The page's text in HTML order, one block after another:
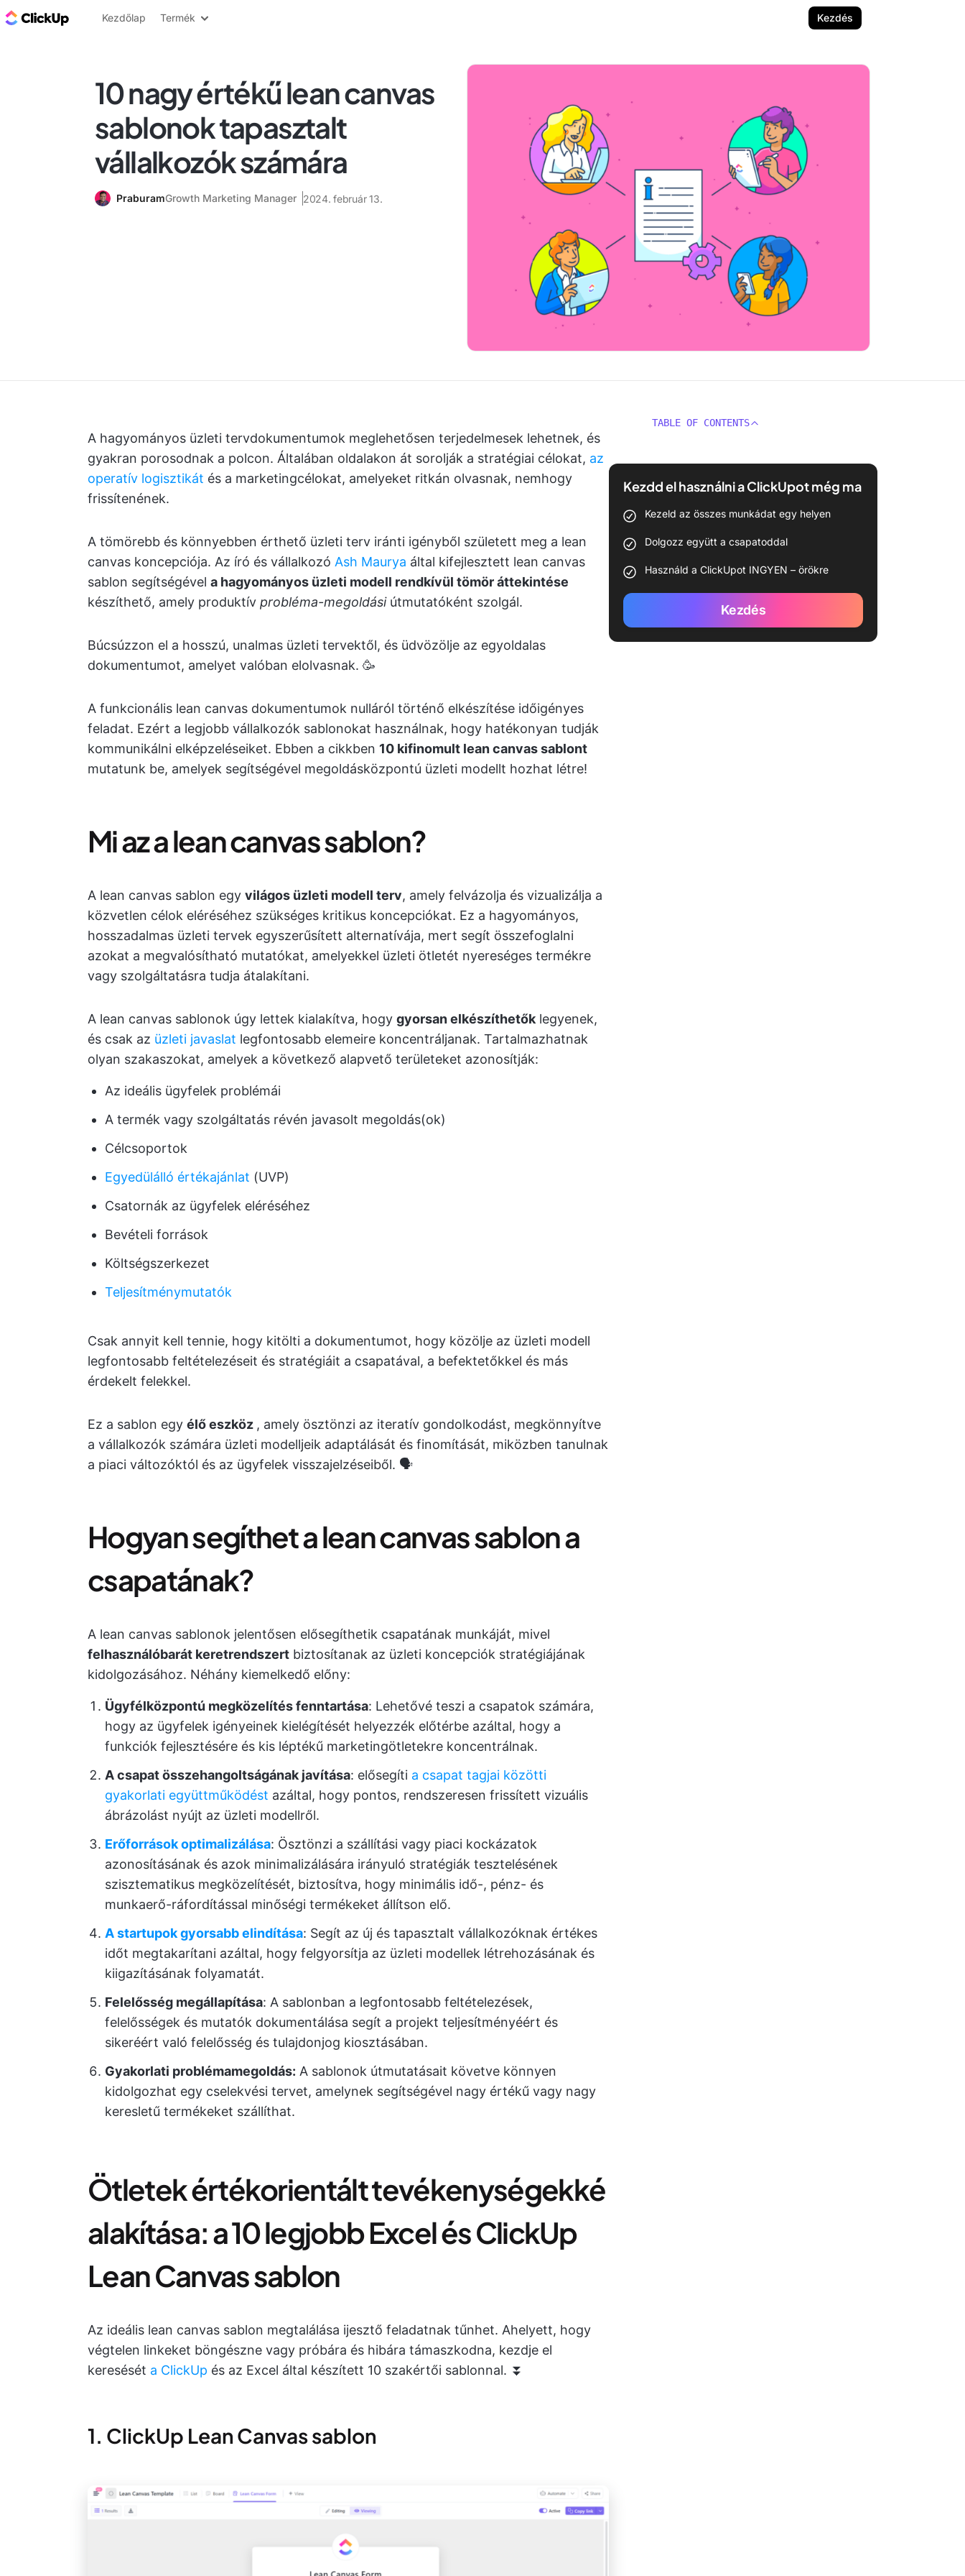
ClickUp blog
Kezdőlap Termék Kezdés
10 nagy értékű lean canvas
sablonok tapasztalt
vállalkozók számára
PraburamGrowth Marketing Manager 2024. február 13.
A hagyományos üzleti tervdokumentumok meglehetősen terjedelmesek lehetnek, és
gyakran porosodnak a polcon. Általában oldalakon át sorolják a stratégiai célokat, az
operatív logisztikát és a marketingcélokat, amelyeket ritkán olvasnak, nemhogy
frissítenének.
A tömörebb és könnyebben érthető üzleti terv iránti igényből született meg a lean
canvas koncepciója. Az író és vállalkozó Ash Maurya által kifejlesztett lean canvas
sablon segítségével a hagyományos üzleti modell rendkívül tömör áttekintése
készíthető, amely produktív probléma-megoldásiútmutatóként szolgál.
Búcsúzzon el a hosszú, unalmas üzleti tervektől, és üdvözölje az egyoldalas
dokumentumot, amelyet valóban elolvasnak. 🥳
A funkcionális lean canvas dokumentumok nulláról történő elkészítése időigényes
feladat. Ezért a legjobb vállalkozók sablonokat használnak, hogy hatékonyan tudják
kommunikálni elképzeléseiket. Ebben a cikkben 10 kifinomult lean canvas sablont
mutatunk be, amelyek segítségével megoldásközpontú üzleti modellt hozhat létre!
Mi az a lean canvas sablon?
A lean canvas sablon egy világos üzleti modell terv, amely felvázolja és vizualizálja a
közvetlen célok eléréséhez szükséges kritikus koncepciókat. Ez a hagyományos,
hosszadalmas üzleti tervek egyszerűsített alternatívája, mert segít összefoglalni
azokat a megvalósítható mutatókat, amelyekkel üzleti ötletét nyereséges termékre
vagy szolgáltatásra tudja átalakítani.
A lean canvas sablonok úgy lettek kialakítva, hogy gyorsan elkészíthetők legyenek,
és csak az üzleti javaslat legfontosabb elemeire koncentráljanak. Tartalmazhatnak
olyan szakaszokat, amelyek a következő alapvető területeket azonosítják:
Az ideális ügyfelek problémái
A termék vagy szolgáltatás révén javasolt megoldás(ok)
Célcsoportok
Egyedülálló értékajánlat (UVP)
Csatornák az ügyfelek eléréséhez
Bevételi források
Költségszerkezet
Teljesítménymutatók
Csak annyit kell tennie, hogy kitölti a dokumentumot, hogy közölje az üzleti modell
legfontosabb feltételezéseit és stratégiáit a csapatával, a befektetőkkel és más
érdekelt felekkel.
Ez a sablon egy élő eszköz , amely ösztönzi az iteratív gondolkodást, megkönnyítve
a vállalkozók számára üzleti modelljeik adaptálását és finomítását, miközben tanulnak
a piaci változóktól és az ügyfelek visszajelzéseiből. 🗣️
Hogyan segíthet a lean canvas sablon a
csapatának?
A lean canvas sablonok jelentősen elősegíthetik csapatának munkáját, mivel
felhasználóbarát keretrendszert biztosítanak az üzleti koncepciók stratégiájának
kidolgozásához. Néhány kiemelkedő előny:
Ügyfélközpontú megközelítés fenntartása: Lehetővé teszi a csapatok számára,
hogy az ügyfelek igényeinek kielégítését helyezzék előtérbe azáltal, hogy a
funkciók fejlesztésére és kis léptékű marketingötletekre koncentrálnak.
A csapat összehangoltságának javítása: elősegíti a csapat tagjai közötti
gyakorlati együttműködést azáltal, hogy pontos, rendszeresen frissített vizuális
ábrázolást nyújt az üzleti modellről.
Erőforrások optimalizálása: Ösztönzi a szállítási vagy piaci kockázatok
azonosításának és azok minimalizálására irányuló stratégiák tesztelésének
szisztematikus megközelítését, biztosítva, hogy minimális idő-, pénz- és
munkaerő-ráfordítással minőségi termékeket állítson elő.
A startupok gyorsabb elindítása: Segít az új és tapasztalt vállalkozóknak értékes
időt megtakarítani azáltal, hogy felgyorsítja az üzleti modellek létrehozásának és
kiigazításának folyamatát.
Felelősség megállapítása: A sablonban a legfontosabb feltételezések,
felelősségek és mutatók dokumentálása segít a projekt teljesítményéért és
sikeréért való felelősség és tulajdonjog kiosztásában.
Gyakorlati problémamegoldás: A sablonok útmutatásait követve könnyen
kidolgozhat egy cselekvési tervet, amelynek segítségével nagy értékű vagy nagy
keresletű termékeket szállíthat.
Ötletek értékorientált tevékenységekké
alakítása: a 10 legjobb Excel és ClickUp
Lean Canvas sablon
Az ideális lean canvas sablon megtalálása ijesztő feladatnak tűnhet. Ahelyett, hogy
végtelen linkeket böngészne vagy próbára és hibára támaszkodna, kezdje el
keresését a ClickUp és az Excel által készített 10 szakértői sablonnal. ⏬
1. ClickUp Lean Canvas sablon
TABLE OF CONTENTS
Kezdd el használni a ClickUpot még ma
Kezeld az összes munkádat egy helyen
Dolgozz együtt a csapatoddal
Használd a ClickUpot INGYEN – örökre
Kezdés